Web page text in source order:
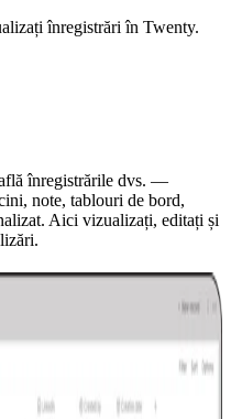
înregistrări în Twenty.
înregistrările dvs. —
note, tablouri de bord,
Aici vizualizați, editați și